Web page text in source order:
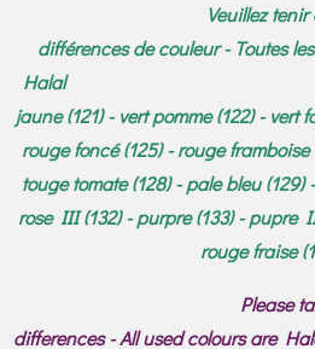
Veuillez
différences de couleur - Toutes
Halal Orange
jaune (121) - vert pomme (122) - vert
rouge foncé (125) - rouge framboise
touge tomate (128) - pale bleu (129)
rose III (132) - purpre (133) - pupre
rouge fraise
Please
differences - All used